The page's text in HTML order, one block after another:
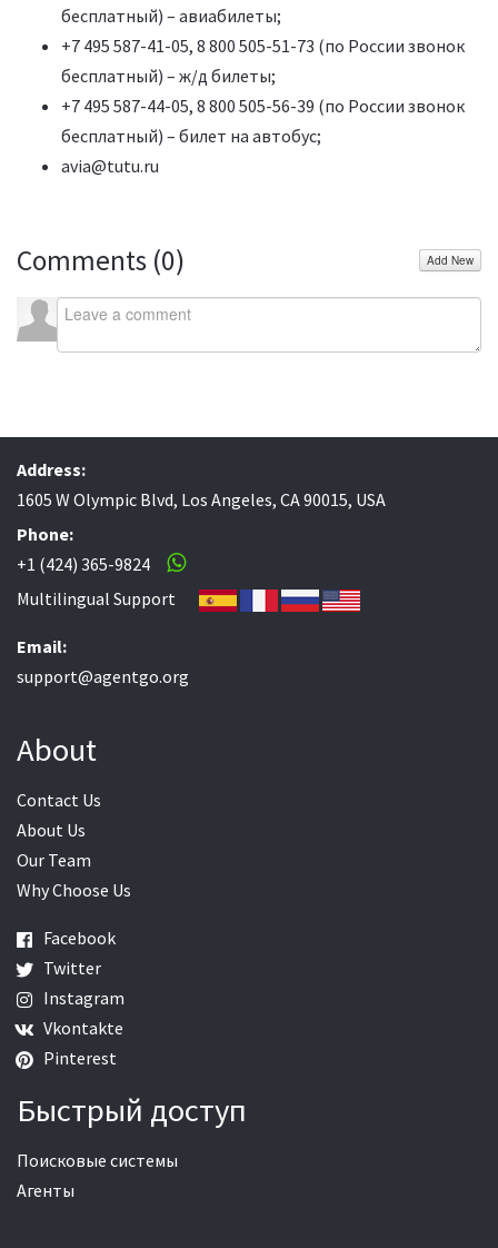
бесплатный) – авиабилеты;
+7 495 587-41-05, 8 800 505-51-73 (по России звонок
бесплатный) – ж/д билеты;
+7 495 587-44-05, 8 800 505-56-39 (по России звонок
бесплатный) – билет на автобус;
avia@tutu.ru
Comments (0) Add New
Address:
1605 W Olympic Blvd, Los Angeles, CA 90015, USA
Phone:
+1 (424) 365-9824
Multilingual Support
Email:
support@agentgo.org
About
Contact Us
About Us
Our Team
Why Choose Us
Facebook
Twitter
Instagram
Vkontakte
Pinterest
Быстрый доступ
Поисковые системы
Агенты